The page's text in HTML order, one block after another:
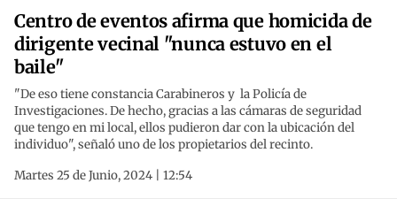
Centro de eventos afirma que homicida de
dirigente vecinal "nunca estuvo en el
baile"
"De eso tiene constancia Carabineros y la Policía de
Investigaciones. De hecho, gracias a las cámaras de seguridad
que tengo en mi local, ellos pudieron dar con la ubicación del
individuo", señaló uno de los propietarios del recinto.
Martes 25 de Junio, 2024 | 12:54